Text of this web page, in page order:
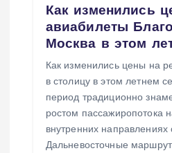
Как изменились
авиабилеты
Москва в этом
Как изменились цены на
в столицу в этом летнем
период традиционно
ростом пассажиропотока
внутренних направлениях
Дальневосточные